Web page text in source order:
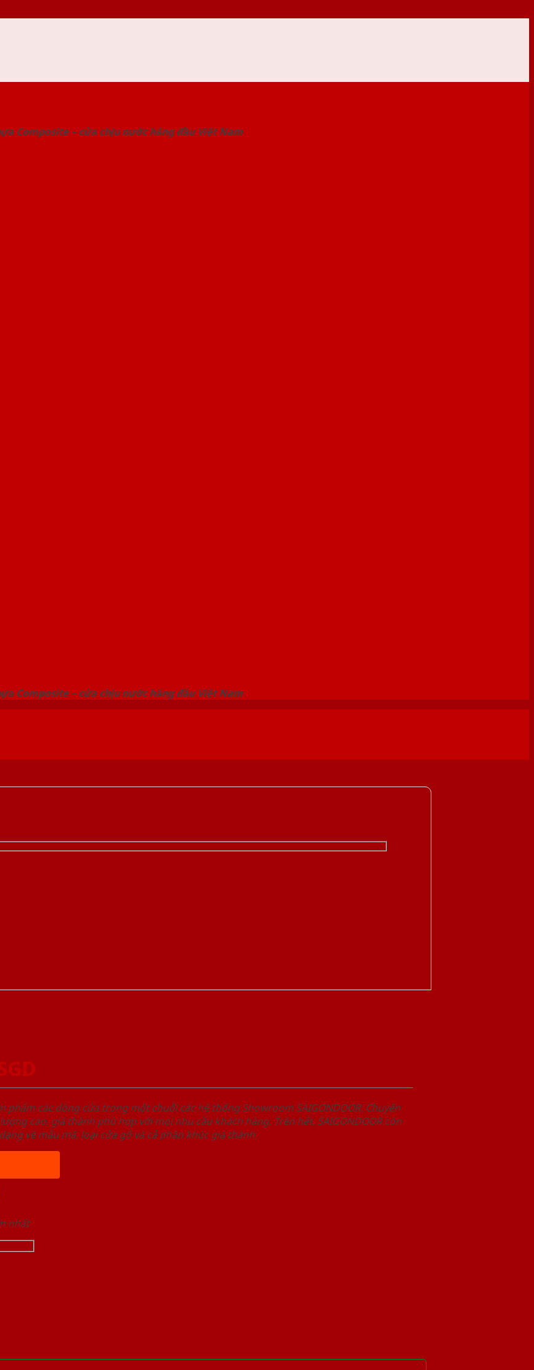
Composite – cửa chịu nước hàng đầu Việt Nam
Composite – cửa chịu nước hàng đầu Việt Nam
phẩm các dòng cửa trong một chuỗi các hệ thống Showroom SAIGONDOOR. Chuyên
cao, giá thành phù hợp với mọi nhu cầu khách hàng. Trên hết, SAIGONDOOR còn
về mẫu mã, loại cửa gỗ và cả phân khúc giá thành.
nhất